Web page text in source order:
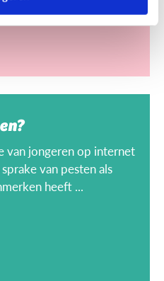
van jongeren op internet
van pesten als
heeft ...